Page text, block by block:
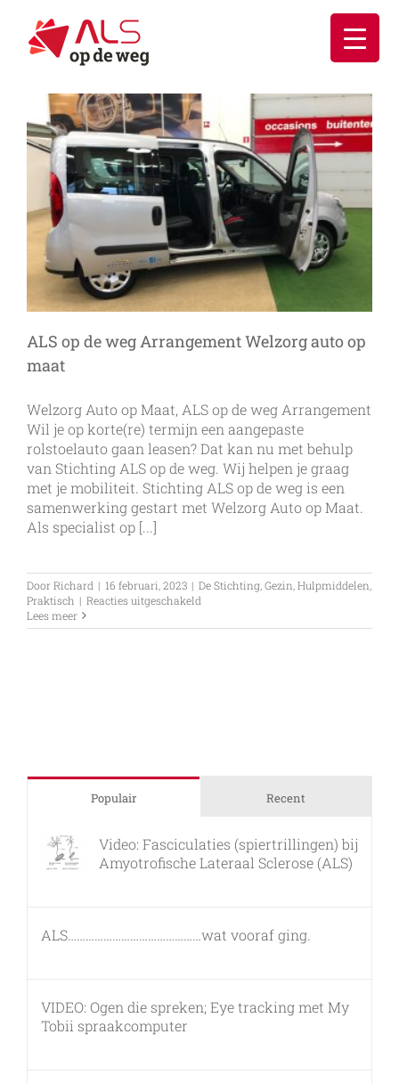
inhoud
ALS op de weg Arrangement Welzorg auto op
maat
Welzorg Auto op Maat, ALS op de weg Arrangement
Wil je op korte(re) termijn een aangepaste
rolstoelauto gaan leasen? Dat kan nu met behulp
van Stichting ALS op de weg. Wij helpen je graag
met je mobiliteit. Stichting ALS op de weg is een
samenwerking gestart met Welzorg Auto op Maat.
Als specialist op [...]
DoorRichard | 16 februari, 2023 | De Stichting Gezin Hulpmiddelen
Praktisch | Reacties uitgeschakeld
op
Lees meer
Populair Recent
Video: Fasciculaties (spiertrillingen) bij
Amyotrofische Lateraal Sclerose (ALS)
ALS………………………………………wat vooraf ging.
VIDEO: Ogen die spreken; Eye tracking met My
Tobii spraakcomputer